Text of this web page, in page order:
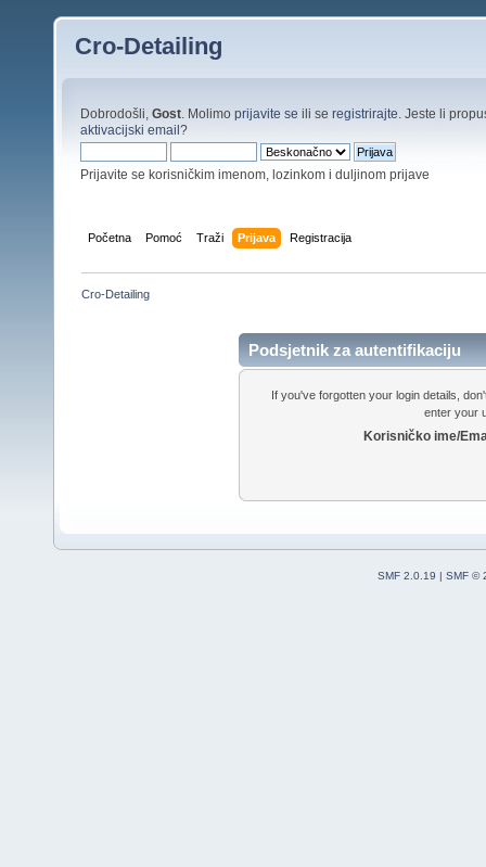
Cro-Detailing
Dobrodošli, Gost . Molimo prijavite se ili se registrirajte . Jeste li
aktivacijski email?
Prijavite se korisničkim imenom, lozinkom i duljinom prijave
Početna Pomoć Traži Prijava Registracija
Cro-Detailing
Podsjetnik za autentifikaciju
If you've forgotten your login details,
enter your
Korisničko ime/
SMF 2.0.19 | SMF ©